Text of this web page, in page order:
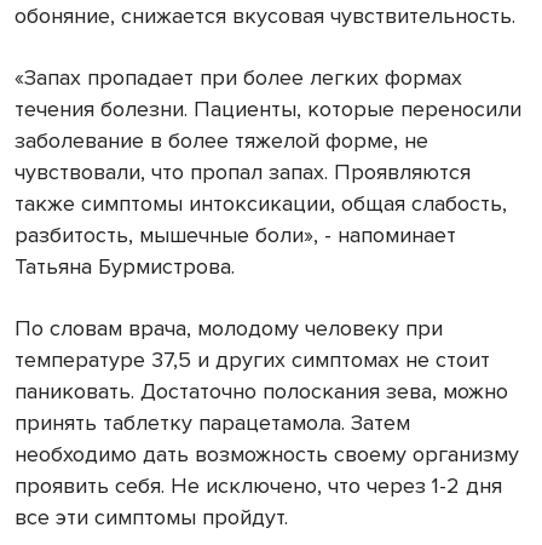
обоняние, снижается вкусовая чувствительность.
«Запах пропадает при более легких формах
течения болезни. Пациенты, которые переносили
заболевание в более тяжелой форме, не
чувствовали, что пропал запах. Проявляются
также симптомы интоксикации, общая слабость,
разбитость, мышечные боли», - напоминает
Татьяна Бурмистрова.
По словам врача, молодому человеку при
температуре 37,5 и других симптомах не стоит
паниковать. Достаточно полоскания зева, можно
принять таблетку парацетамола. Затем
необходимо дать возможность своему организму
проявить себя. Не исключено, что через 1-2 дня
все эти симптомы пройдут.